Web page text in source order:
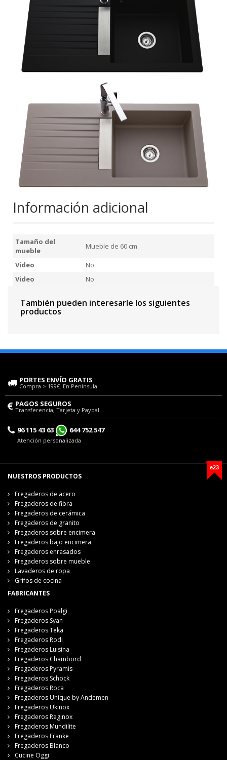
Información adicional
Tamaño del
mueble
Mueble de 60 cm.
Video
No
Video
No
También pueden interesarle los siguientes
productos
PORTES ENVÍO GRATIS
Compra > 199€. En Península
PAGOS SEGUROS
Transferencia, Tarjeta y Paypal
96 115 43 63 644 752 547
Atención personalizada
e23
NUESTROS PRODUCTOS
Fregaderos de acero
Fregaderos de fibra
Fregaderos de cerámica
Fregaderos de granito
Fregaderos sobre encimera
Fregaderos bajo encimera
Fregaderos enrasados
Fregaderos sobre mueble
Lavaderos de ropa
Grifos de cocina
FABRICANTES
Fregaderos Poalgi
Fregaderos Syan
Fregaderos Teka
Fregaderos Rodi
Fregaderos Luisina
Fregaderos Chambord
Fregaderos Pyramis
Fregaderos Schock
Fregaderos Roca
Fregaderos Unique by Andemen
Fregaderos Ukinox
Fregaderos Reginox
Fregaderos Mundilite
Fregaderos Franke
Fregaderos Blanco
Cucine Oggi